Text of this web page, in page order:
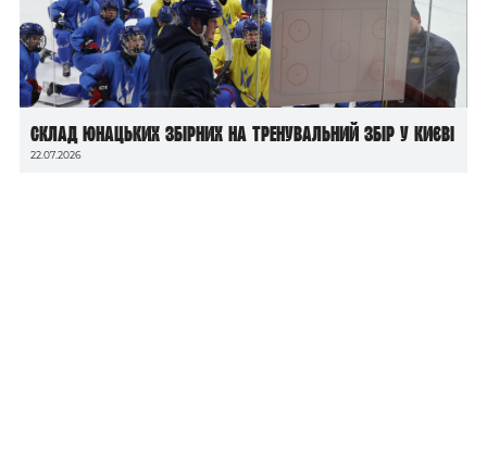
Склад юнацьких збірних на тренувальний збір у Києві
22.07.2026